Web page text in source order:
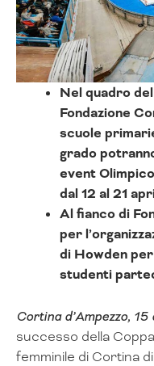
Nel quadro
Fondazione
scuole
grado
event
dal 12 al 21
Al fianco di
per
di Howden
studenti
Cortina d’Ampezzo,
successo della
femminile di Cortina